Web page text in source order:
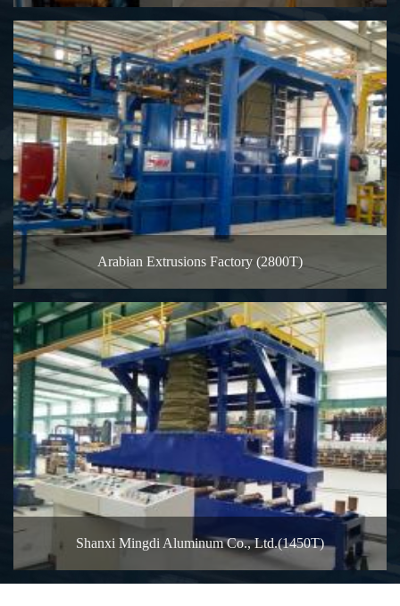
Arabian Extrusions Factory (2800T)
Shanxi Mingdi Aluminum Co., Ltd.(1450T)